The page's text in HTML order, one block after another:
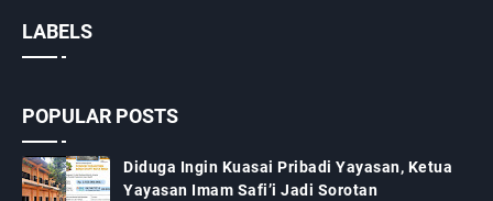
LABELS
POPULAR POSTS
Diduga Ingin Kuasai Pribadi Yayasan, Ketua
Yayasan Imam Safi’i Jadi Sorotan